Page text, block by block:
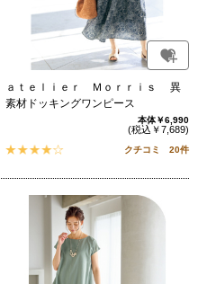
ａｔｅｌｉｅｒ Ｍｏｒｒｉｓ 異
素材ドッキングワンピース
本体￥6,990
(税込￥7,689)
クチコミ 20件